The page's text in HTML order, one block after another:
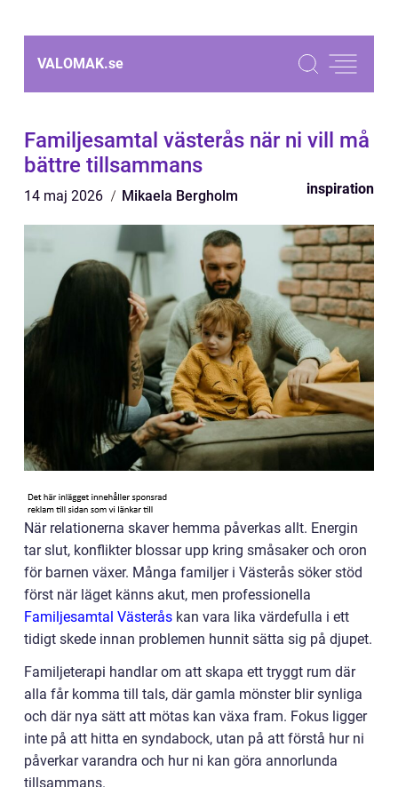
VALOMAK.se
Familjesamtal västerås när ni vill må
bättre tillsammans
14 maj 2026 Mikaela Bergholm inspiration
När relationerna skaver hemma påverkas allt. Energin
tar slut, konflikter blossar upp kring småsaker och oron
för barnen växer. Många familjer i Västerås söker stöd
först när läget känns akut, men professionella
Familjesamtal Västerås kan vara lika värdefulla i ett
tidigt skede innan problemen hunnit sätta sig på djupet.
Familjeterapi handlar om att skapa ett tryggt rum där
alla får komma till tals, där gamla mönster blir synliga
och där nya sätt att mötas kan växa fram. Fokus ligger
inte på att hitta en syndabock, utan på att förstå hur ni
påverkar varandra och hur ni kan göra annorlunda
tillsammans.